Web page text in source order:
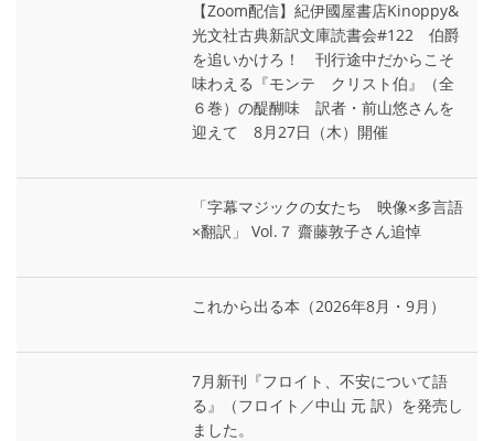
【Zoom配信】紀伊國屋書店Kinoppy&
光文社古典新訳文庫読書会#122 伯爵
を追いかけろ！ 刊行途中だからこそ
味わえる『モンテ゠クリスト伯』（全
６巻）の醍醐味 訳者・前山悠さんを
迎えて 8月27日（木）開催
「字幕マジックの女たち 映像×多言語
×翻訳」 Vol.７ 齋藤敦子さん追悼
これから出る本（2026年8月・9月）
7月新刊『フロイト、不安について語
る』（フロイト／中山 元 訳）を発売し
ました。